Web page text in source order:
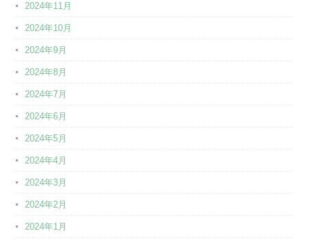
2024年11月
2024年10月
2024年9月
2024年8月
2024年7月
2024年6月
2024年5月
2024年4月
2024年3月
2024年2月
2024年1月